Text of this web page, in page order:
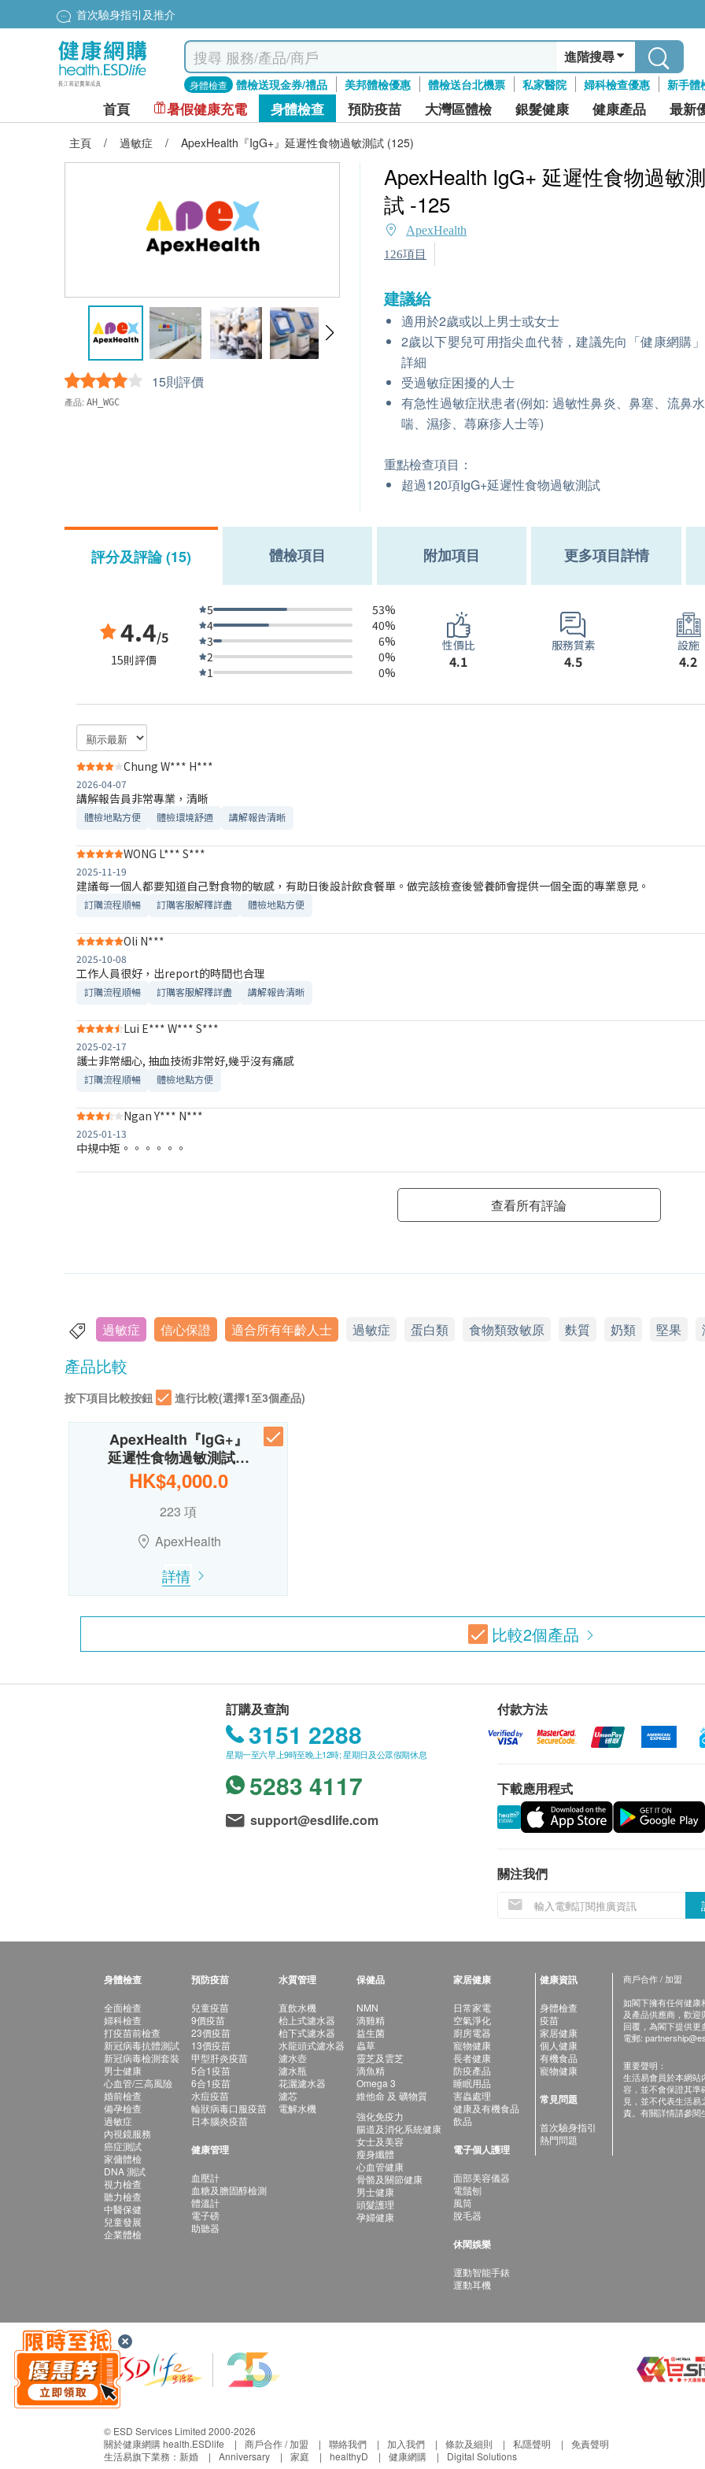
首次驗身指引及推介
進階搜尋
身體檢查 體檢送現金券/禮品 美邦體檢優惠 體檢送台北機票 私家醫院 婦科檢查優惠 新手體
首頁 暑假健康充電 身體檢查 預防疫苗 大灣區體檢 銀髮健康 健康產品 最新
主頁 / 過敏症 / ApexHealth『IgG+』延遲性食物過敏測試 (125)
15則評價
產品: AH_WGC
ApexHealth IgG+ 延遲性食物過敏測
試 -125
ApexHealth
126項目
建議給
適用於2歲或以上男士或女士
2歲以下嬰兒可用指尖血代替，建議先向「健康網購
詳細
受過敏症困擾的人士
有急性過敏症狀患者(例如: 過敏性鼻炎、鼻塞、流鼻
喘、濕疹、蕁麻疹人士等)
重點檢查項目：
超過120項IgG+延遲性食物過敏測試
評分及評論 (15) 體檢項目 附加項目 更多項目詳情
4.4/5
15則評價
5
53%
4
40%
3
6%
2
0%
1
0%
性價比
4.1
服務質素
4.5
設施
4.2
Chung W*** H***
2026-04-07
講解報告員非常專業，清晰
體檢地點方便 體檢環境舒適​ 講解報告清晰​
WONG L*** S***
2025-11-19
建議每一個人都要知道自己對食物的敏感，有助日後設計飲食餐單。做完該檢查後營養師會提供一個全面的專業意見。
訂購流程順暢 訂購客服解釋詳盡 體檢地點方便
Oli N***
2025-10-08
工作人員很好，出report的時間也合理
訂購流程順暢 訂購客服解釋詳盡 講解報告清晰​
Lui E*** W*** S***
2025-02-17
護士非常細心, 抽血技術非常好,幾乎沒有痛感
訂購流程順暢 體檢地點方便
Ngan Y*** N***
2025-01-13
中規中矩。。。。。。
查看所有評論
過敏症 信心保證 適合所有年齡人士 過敏症 蛋白類 食物類致敏原 麩質 奶類 堅果
產品比較
按下項目比較按鈕 進行比較(選擇1至3個產品)
ApexHealth『IgG+』
延遲性食物過敏測試…
HK$4,000.0
223 項
ApexHealth
詳情
比較2個產品
訂購及查詢
3151 2288
星期一至六早上9時至晚上12時; 星期日及公眾假期休息
5283 4117
support@esdlife.com
付款方法
下載應用程式
關注我們
身體檢查
全面檢查
婦科檢查
打疫苗前檢查
新冠病毒抗體測試
新冠病毒檢測套裝
男士健康
心血管/三高風險
婚前檢查
備孕檢查
過敏症
內視鏡服務
癌症測試
家傭體檢
DNA 測試
視力檢查
聽力檢查
中醫保健
兒童發展
企業體檢
預防疫苗
兒童疫苗
9價疫苗
23價疫苗
13價疫苗
甲型肝炎疫苗
5合1疫苗
6合1疫苗
水痘疫苗
輪狀病毒口服疫苗
日本腦炎疫苗
健康管理
血壓計
血糖及膽固醇檢測
體溫計
電子磅
助聽器
水質管理
直飲水機
枱上式濾水器
枱下式濾水器
水龍頭式濾水器
濾水壺
濾水瓶
花灑濾水器
濾芯
電解水機
保健品
NMN
滴雞精
益生菌
蟲草
靈芝及雲芝
滴魚精
Omega 3
維他命 及 礦物質
強化免疫力
腸道及消化系統健康
女士及美容
瘦身纖體
心血管健康
骨骼及關節健康
男士健康
頭髮護理
孕婦健康
家居健康
日常家電
空氣淨化
廚房電器
寵物健康
長者健康
防疫產品
睡眠用品
害蟲處理
健康及有機食品
飲品
電子個人護理
面部美容儀器
電鬚刨
風筒
脫毛器
休閑娛樂
運動智能手錶
運動耳機
健康資訊
身體檢查
疫苗
家居健康
個人健康
有機食品
寵物健康
常見問題
首次驗身指引
熱門問題
商戶合作 / 加盟
如閣下擁有任何健康
及產品供應商，歡迎
回覆，為閣下提供更
電郵:
重要聲明：
生活易會員於本網站
容，並不會保證其準
見，並不代表生活
責。有關詳情請參閱
© ESD Services Limited 2000-2026
關於健康網購 health.ESDlife
商戶合作 / 加盟 聯絡我們 加入我們 條款及細則 私隱聲明
免責聲明
生活易旗下業務： 新婚 Anniversary 家庭 healthyD 健康網購 Digital Solutions